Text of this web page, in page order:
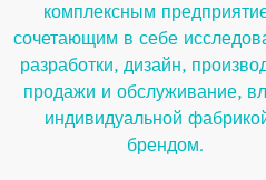
комплексным
сочетающим в себе
разработки, дизайн,
продажи и обслуживание,
индивидуальной
брендом.